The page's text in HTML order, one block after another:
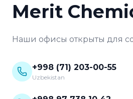
Merit
Наши офисы открыты для
+998 (71) 203-00-55
Uzbekistan